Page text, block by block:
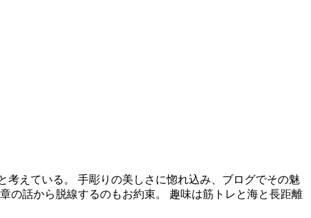
えている。 手彫りの美しさに惚れ込み、ブログでその魅
の話から脱線するのもお約束。 趣味は筋トレと海と長距離